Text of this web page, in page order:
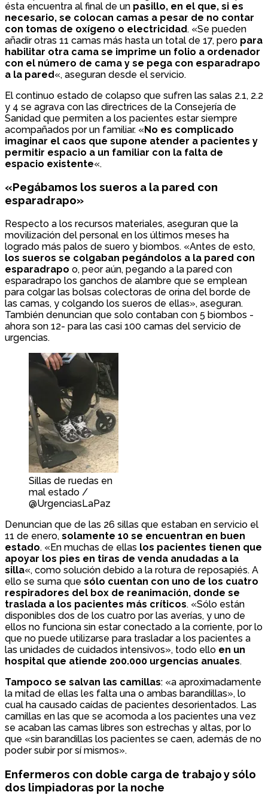
ésta encuentra al final de un pasillo, en el que, si es
necesario, se colocan camas a pesar de no contar
con tomas de oxígeno o electricidad. «Se pueden
añadir otras 11 camas más hasta un total de 17, pero para
habilitar otra cama se imprime un folio a ordenador
con el número de cama y se pega con esparadrapo
a la pared«, aseguran desde el servicio.
El continuo estado de colapso que sufren las salas 2.1, 2.2
y 4 se agrava con las directrices de la Consejería de
Sanidad que permiten a los pacientes estar siempre
acompañados por un familiar. «No es complicado
imaginar el caos que supone atender a pacientes y
permitir espacio a un familiar con la falta de
espacio existente«.
«Pegábamos los sueros a la pared con
esparadrapo»
Respecto a los recursos materiales, aseguran que la
movilización del personal en los últimos meses ha
logrado más palos de suero y biombos. «Antes de esto,
los sueros se colgaban pegándolos a la pared con
esparadrapo o, peor aún, pegando a la pared con
esparadrapo los ganchos de alambre que se emplean
para colgar las bolsas colectoras de orina del borde de
las camas, y colgando los sueros de ellas», aseguran.
También denuncian que solo contaban con 5 biombos -
ahora son 12- para las casi 100 camas del servicio de
urgencias.
Sillas de ruedas en
mal estado /
@UrgenciasLaPaz
Denuncian que de las 26 sillas que estaban en servicio el
11 de enero, solamente 10 se encuentran en buen
estado. «En muchas de ellas los pacientes tienen que
apoyar los pies en tiras de venda anudadas a la
silla«, como solución debido a la rotura de reposapiés. A
ello se suma que sólo cuentan con uno de los cuatro
respiradores del box de reanimación, donde se
traslada a los pacientes más críticos. «Sólo están
disponibles dos de los cuatro por las averías, y uno de
ellos no funciona sin estar conectado a la corriente, por lo
que no puede utilizarse para trasladar a los pacientes a
las unidades de cuidados intensivos», todo ello en un
hospital que atiende 200.000 urgencias anuales.
Tampoco se salvan las camillas: «a aproximadamente
la mitad de ellas les falta una o ambas barandillas», lo
cual ha causado caídas de pacientes desorientados. Las
camillas en las que se acomoda a los pacientes una vez
se acaban las camas libres son estrechas y altas, por lo
que «sin barandillas los pacientes se caen, además de no
poder subir por sí mismos».
Enfermeros con doble carga de trabajo y sólo
dos limpiadoras por la noche